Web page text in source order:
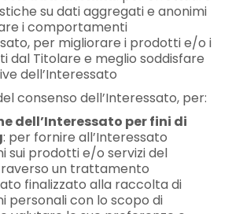
su dati aggregati e anonimi
i comportamenti
per migliorare i prodotti e/o i
dal Titolare e meglio soddisfare
dell’Interessato
consenso dell’Interessato, per:
dell’Interessato per fini di
: per fornire all’Interessato
sui prodotti e/o servizi del
un trattamento
finalizzato alla raccolta di
personali con lo scopo di